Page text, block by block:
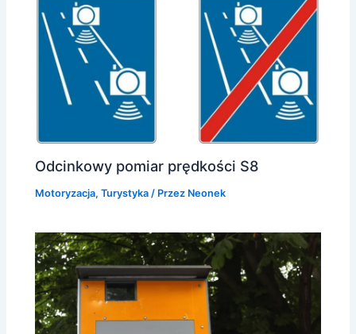
Odcinkowy pomiar prędkości S8
Motoryzacja,Turystyka / Przez Neonek